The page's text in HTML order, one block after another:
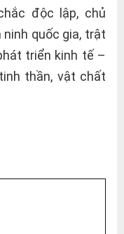
độc lập, chủ
ninh quốc gia, trật
triển kinh tế –
thần, vật chất